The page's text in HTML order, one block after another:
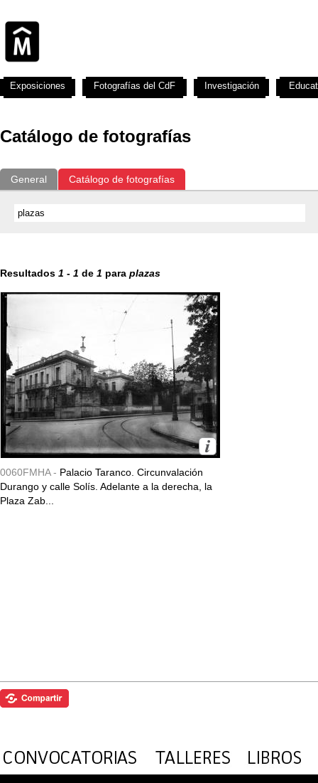
Catálogo de fotografías
General Catálogo de fotografías
Resultados 1 - 1 de 1 para plazas
0060FMHA - Palacio Taranco. Circunvalación
Durango y calle Solís. Adelante a la derecha, la
Plaza Zab...
Exposiciones Fotografías del CdF Investigación